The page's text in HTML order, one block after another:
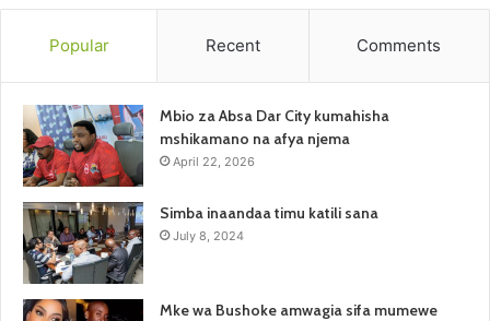
Popular Recent Comments
Mbio za Absa Dar City kumahisha
mshikamano na afya njema
April 22, 2026
Simba inaandaa timu katili sana
July 8, 2024
Mke wa Bushoke amwagia sifa mumewe